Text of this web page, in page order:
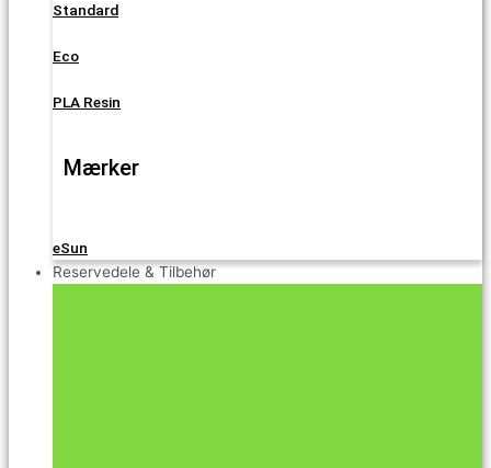
Standard
Eco
PLA Resin
Mærker
eSun
Reservedele & Tilbehør